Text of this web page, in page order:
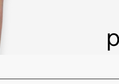
Cívico Antônio Carlos